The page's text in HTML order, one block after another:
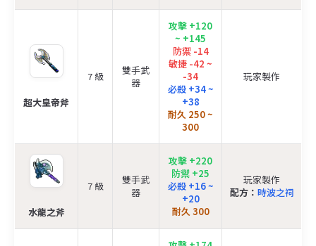
超大皇帝斧
7 級
雙手武
器
攻擊 +120
~ +145
防禦 -14
敏捷 -42 ~
-34
必殺 +34 ~
+38
耐久 250 ~
300
玩家製作
水龍之斧
7 級
雙手武
器
攻擊 +220
防禦 +25
必殺 +16 ~
+20
耐久 300
玩家製作
配方： 時波之祠